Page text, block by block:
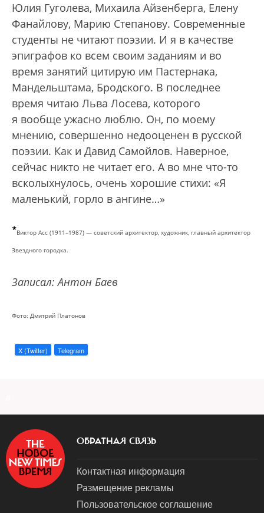
Юлия Гуголева, Михаила Айзенберга, Елену
Фанайлову, Марию Степанову. Современные
студенты не читают поэзии. И я в качестве
эпиграфов ко всем своим заданиям и во
время занятий цитирую им Пастернака,
Мандельштама, Бродского. В последнее
время читаю Льва Лосева, которого
я вообще ужасно люблю. Он, по моему
мнению, совершенно недооценен в русской
поэзии. Как и Давид Самойлов. Наверное,
сейчас никто не читает его. А во мне что-то
всколыхнулось, очень хорошие стихи: «Я
маленький, горло в ангине…»
*Виктор Асс (1911–1987) — советский архитектор, художник, главный архитектор
Звездного городка.
Записал: Антон Баев
Фото: Дмитрий Платонов
X (Twitter) Telegram
ОБРАТНАЯ СВЯЗЬ
Контактная информация
Размещение рекламы
Пользовательское соглашение